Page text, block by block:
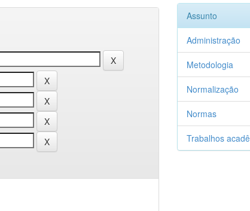
Assunto
Administração
Metodologia
Normalização
Normas
Trabalhos